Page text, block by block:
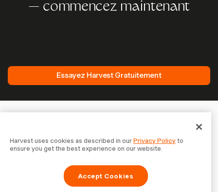
— commencez maintenant
Essayez Harvest Gratuitement
Harvest uses cookies as described in ourPrivacy Policyto
ensure you get the best experience on our website.
Accept Cookies